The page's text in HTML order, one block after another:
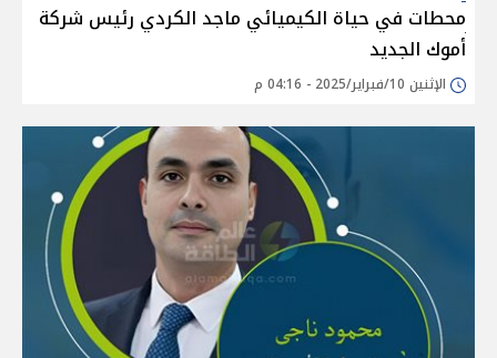
محطات في حياة الكيميائي ماجد الكردي رئيس شركة
أموك الجديد
الإثنين 10/فبراير/2025 - 04:16 م